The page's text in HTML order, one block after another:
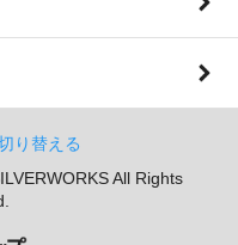
り替える
All Rights